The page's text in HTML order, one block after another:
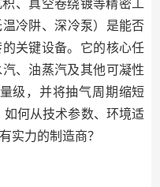
、真空卷绕镀等精密工
温冷阱、深冷泵）是能否
关键设备。它的核心任
、油蒸汽及其他可凝性
级，并将抽气周期缩短
何从技术参数、环境适
实力的制造商？